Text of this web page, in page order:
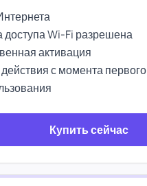
доступа Wi-Fi разрешена
активация
с момента первого
Купить сейчас